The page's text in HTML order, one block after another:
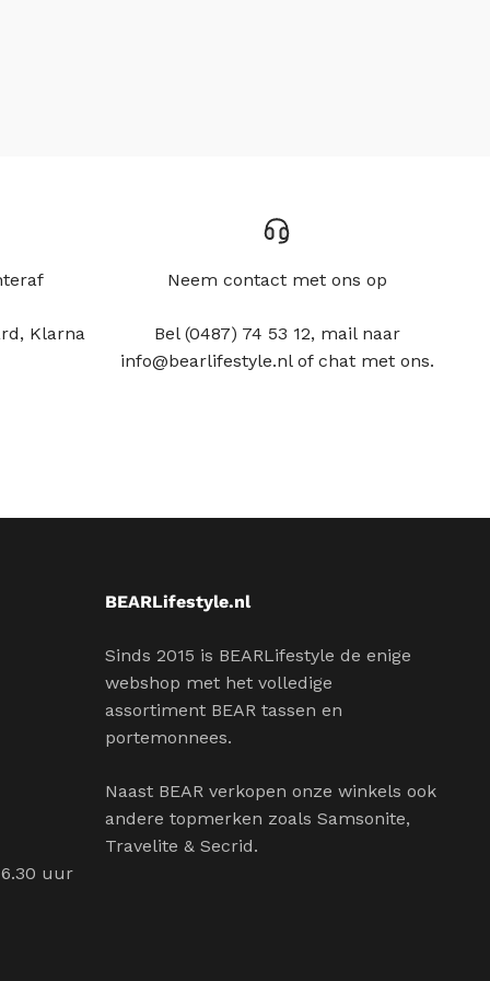
Klarna
Neem contact met ons op
Bel (0487) 74 53 12, mail naar
info@bearlifestyle.nl of chat met ons.
uur
BEARLifestyle.nl
Sinds 2015 is BEARLifestyle de enige
webshop met het volledige
assortiment BEAR tassen en
portemonnees.
Naast BEAR verkopen onze winkels ook
andere topmerken zoals Samsonite,
Travelite & Secrid.